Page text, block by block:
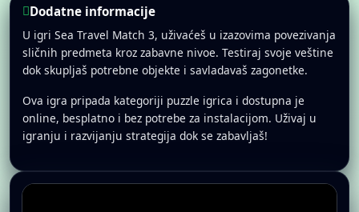
Dodatne informacije
U igri Sea Travel Match 3, uživaćeš u izazovima povezivanja
sličnih predmeta kroz zabavne nivoe. Testiraj svoje veštine
dok skupljaš potrebne objekte i savladavaš zagonetke.
Ova igra pripada kategoriji puzzle igrica i dostupna je
online, besplatno i bez potrebe za instalacijom. Uživaj u
igranju i razvijanju strategija dok se zabavljaš!